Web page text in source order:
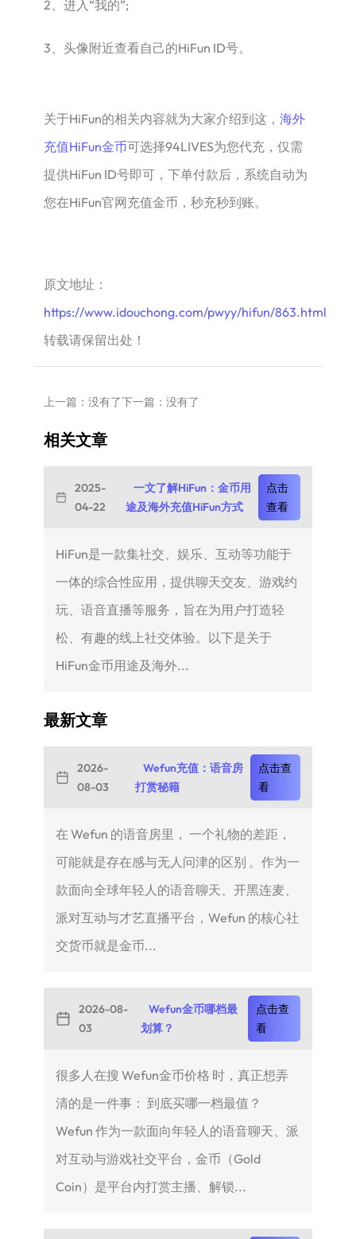
2、进入“我的”;
3、头像附近查看自己的HiFun ID号。
关于HiFun的相关内容就为大家介绍到这， 海外
充值HiFun金币可选择94LIVES为您代充，仅需
提供HiFun ID号即可，下单付款后，系统自动为
您在HiFun官网充值金币，秒充秒到账。
原文地址：
https://www.idouchong.com/pwyy/hifun/863.html
转载请保留出处！
上一篇：没有了下一篇：没有了
相关文章
2025-
04-22
一文了解HiFun：金币用
途及海外充值HiFun方式
点击
查看
HiFun是一款集社交、娱乐、互动等功能于
一体的综合性应用，提供聊天交友、游戏约
玩、语音直播等服务，旨在为用户打造轻
松、有趣的线上社交体验。以下是关于
HiFun金币用途及海外...
最新文章
2026-
08-03
Wefun充值：语音房
打赏秘籍
点击查
看
在 Wefun 的语音房里， 一个礼物的差距，
可能就是存在感与无人问津的区别 。作为一
款面向全球年轻人的语音聊天、开黑连麦、
派对互动与才艺直播平台，Wefun 的核心社
交货币就是金币...
2026-08-
03
Wefun金币哪档最
划算？
点击查
看
很多人在搜 Wefun金币价格 时，真正想弄
清的是一件事： 到底买哪一档最值？
Wefun 作为一款面向年轻人的语音聊天、派
对互动与游戏社交平台，金币（Gold
Coin）是平台内打赏主播、解锁...